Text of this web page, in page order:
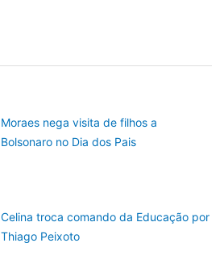
Moraes nega visita de filhos a
Bolsonaro no Dia dos Pais
Celina troca comando da Educação por
Thiago Peixoto